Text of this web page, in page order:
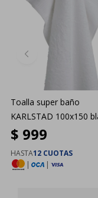
Toalla super baño
KARLSTAD 100x150
$ 999
HASTA12 CUOTAS
|
|